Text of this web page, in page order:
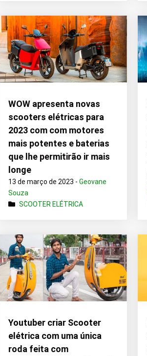
WOW apresenta novas
scooters elétricas para
2023 com com motores
mais potentes e baterias
que lhe permitirão ir mais
longe
13 de março de 2023 -Geovane
Souza
SCOOTER ELÉTRICA
Youtuber criar Scooter
elétrica com uma única
roda feita com